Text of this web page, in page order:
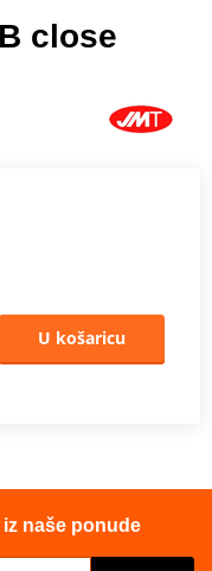
close
U košaricu
naše ponude